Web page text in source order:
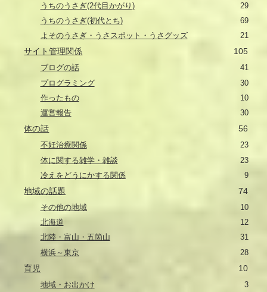
うちのうさぎ(2代目かがり)
29
うちのうさぎ(初代とち)
69
よそのうさぎ・うさスポット・うさグッズ
21
サイト管理関係 105
ブログの話
41
プログラミング
30
作ったもの
10
運営報告
30
体の話 56
不妊治療関係
23
体に関する雑学・雑談
23
冷えをどうにかする関係
9
地域の話題 74
その他の地域
10
北海道
12
北陸・富山・五箇山
31
横浜～東京
28
育児 10
地域・お出かけ
3